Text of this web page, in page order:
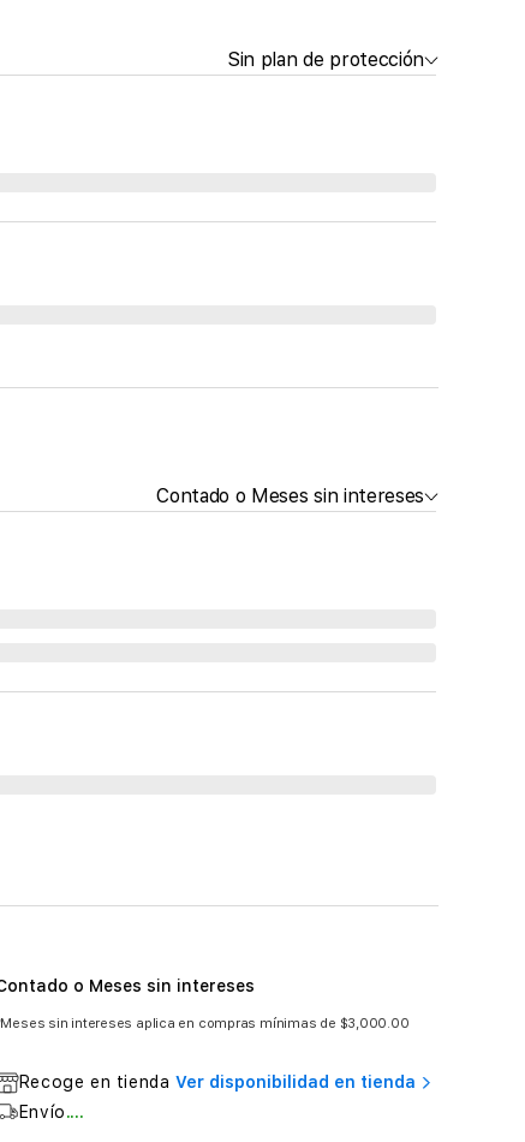
Sin plan de protección
Contado o Meses sin intereses
o Meses sin intereses
sin intereses aplica en compras mínimas de $3,000.00
Recoge en tienda Ver disponibilidad en tienda
Envío....